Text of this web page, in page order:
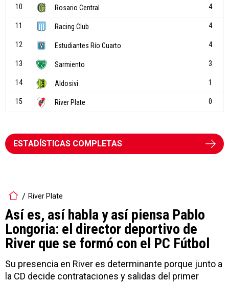
ESTADÍSTICAS COMPLETAS
River Plate
Así es, así habla y así piensa Pablo
Longoria: el director deportivo de
River que se formó con el PC Fútbol
Su presencia en River es determinante porque junto a
la CD decide contrataciones y salidas del primer